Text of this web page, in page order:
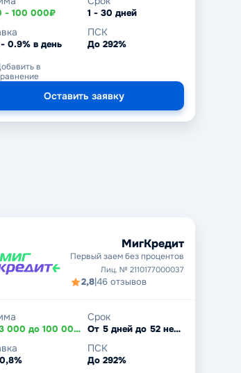
- 100 000₽ 1 - 30 дней
0.9% в день
ПСК
До 292%
в
Оставить заявку
МигКредит
Первый заем без процентов
Лиц. № 2110177000037
2,8|46 отзывов
От 3 000 до 100 000 ₽
Срок
От 5 дней до 52 недель
ПСК
До 292%